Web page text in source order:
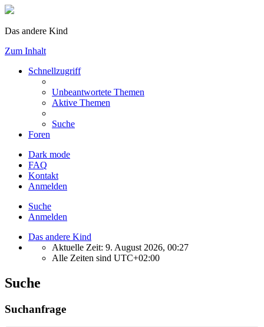
Das andere Kind
Zum Inhalt
Schnellzugriff
Unbeantwortete Themen
Aktive Themen
Suche
Foren
Dark mode
FAQ
Kontakt
Anmelden
Suche
Anmelden
Das andere Kind
Aktuelle Zeit: 9. August 2026, 00:27
Alle Zeiten sind UTC+02:00
Suche
Suchanfrage